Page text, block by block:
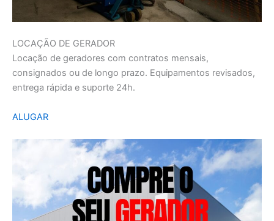
LOCAÇÃO DE GERADOR
Locação de geradores com contratos mensais,
consignados ou de longo prazo. Equipamentos revisados,
entrega rápida e suporte 24h.
ALUGAR